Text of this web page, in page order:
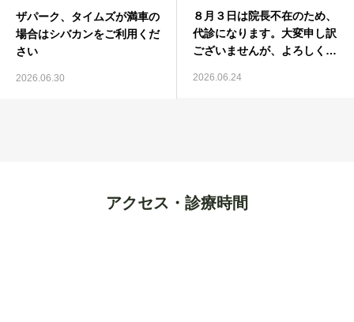
ザパーク、タイムズが満車の
場合はシバカンをご利用くだ
さい
2026.06.30
８月３日は院長不在のため、
代診になります。大変申し訳
ございませんが、よろしくお
2026.06.24
アクセス・診療時間